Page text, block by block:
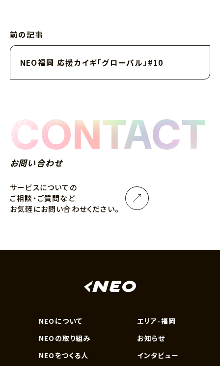
前の記事
NEO福岡 応援カイギ「グローバル」#10
CONTACT
お問い合わせ
サービスについての
ご相談・ご質問など
お気軽にお問い合わせください。
NEOについて
NEOの取り組み
NEOをつくる人
エリア-福岡
お知らせ
インタビュー